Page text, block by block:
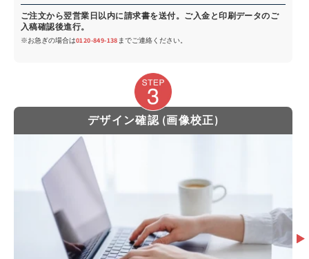
ご注文から翌営業日以内に請求書を送付。ご入金と印刷データのご
入稿確認後進行。
※お急ぎの場合は0120-849-138 までご連絡ください。
デザイン確認 (画像校正)